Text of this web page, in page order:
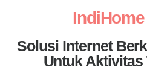
Solusi Internet
Untuk Aktivitas